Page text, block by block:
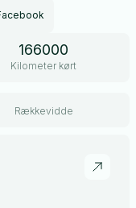
166000
Kilometer kørt
Rækkevidde